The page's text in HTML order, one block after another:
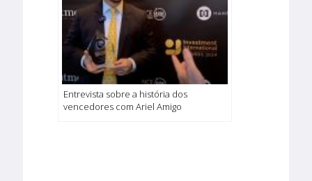
Entrevista sobre a história dos
vencedores com Ariel Amigo